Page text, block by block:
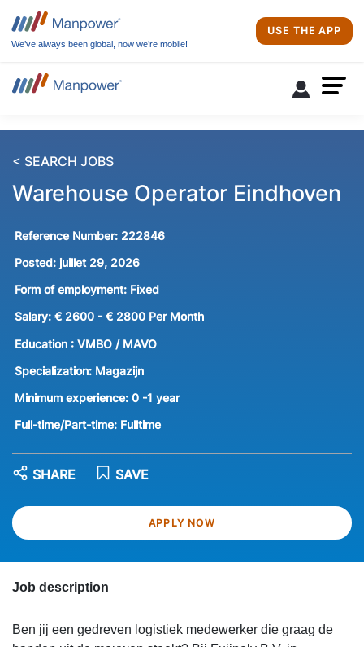
We’ve always been global, now we’re mobile!
USE THE APP
< SEARCH JOBS
Warehouse Operator Eindhoven
Reference Number: 222846
Posted: juillet 29, 2026
Form of employment: Fixed
Salary: € 2600 - € 2800 Per Month
Education : VMBO / MAVO
Specialization: Magazijn
Minimum experience: 0 -1 year
Full-time/Part-time: Fulltime
APPLY NOW
SAVE
SHARE
Job description
Ben jij een gedreven logistiek medewerker die graag de